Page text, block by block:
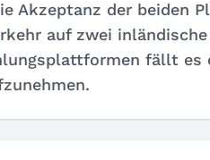
Akzeptanz der beiden
auf zwei
fällt es